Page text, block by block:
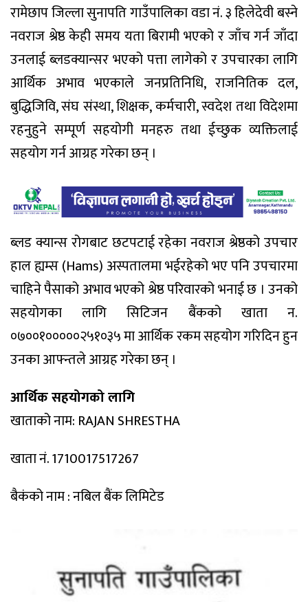
रामेछाप जिल्ला सुनापति गाउँपालिका वडा नं. ३ हिलेदेवी बस्ने
नवराज श्रेष्ठ केही समय यता बिरामी भएको र जाँच गर्न जाँदा
उनलाई ब्लडक्यान्सर भएको पत्ता लागेको र उपचारका लागि
आर्थिक अभाव भएकाले जनप्रतिनिधि, राजनितिक दल,
बुद्धिजिवि, संघ संस्था, शिक्षक, कर्मचारी, स्वदेश तथा विदेशमा
रहनुहुने सम्पूर्ण सहयोगी मनहरु तथा ईच्छुक व्यक्तिलाई
सहयोग गर्न आग्रह गरेका छन् ।
ब्लड क्यान्स रोगबाट छटपटाई रहेका नवराज श्रेष्ठको उपचार
हाल ह्यम्स (Hams) अस्पतालमा भईरहेको भए पनि उपचारमा
चाहिने पैसाको अभाव भएको श्रेष्ठ परिवारको भनाई छ । उनको
सहयोगका लागि सिटिजन बैंकको खाता न.
०७००१०००००२५१०३५ मा आर्थिक रकम सहयोग गरिदिन हुन
उनका आफ्न्तले आग्रह गरेका छन् ।
आर्थिक सहयोगको लागि
खाताको नाम: RAJAN SHRESTHA
खाता नं. 1710017517267
बैकंको नाम : नबिल बैंक लिमिटेड